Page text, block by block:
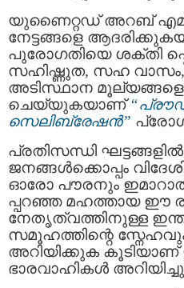
യുണൈറ്റഡ് അറബ്
നേട്ടങ്ങളെ
പുരോഗതിയെ ശക്തി
സഹിഷ്ണുത, സഹ വാസം,
അടിസ്ഥാന
ചെയ്യുകയാണ്
സെലിബ്രേഷൻ”
പ്രതിസന്ധി
ജനങ്ങൾക്കൊപ്പം
ഓരോ പൗരനും
പ്പറഞ്ഞ മഹത്തായ ഈ
നേതൃത്വത്തിനുള്ള
സമൂഹത്തിന്റെ സ്നേഹവും
അറിയിക്കുക
ഭാരവാഹികൾ